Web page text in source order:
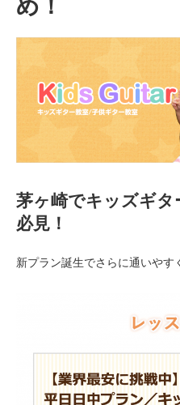
め！
茅ヶ崎でキッズギタ
必見！
新プラン誕生でさらに通いやす